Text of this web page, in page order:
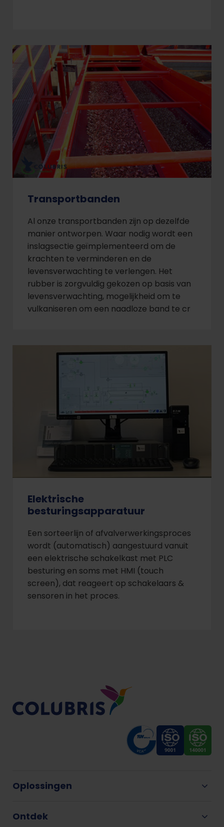
Transportbanden
Al onze transportbanden zijn op dezelfde
manier ontworpen. Waar nodig wordt een
inslagsectie geïmplementeerd om de
krachten te verminderen en de
levensverwachting te verlengen. Het
rubber is zorgvuldig gekozen op basis van
levensverwachting, mogelijkheid om te
vulkaniseren om een naadloze band te cr
Elektrische
besturingsapparatuur
Een sorteerlijn of afvalverwerkingsproces
wordt (automatisch) aangestuurd vanuit
een elektrische schakelkast met PLC
besturing en soms met HMI (touch
screen), dat reageert op schakelaars &
sensoren in het proces.
Oplossingen
Ontdek